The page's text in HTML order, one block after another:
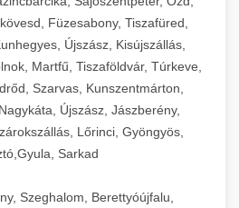
Füzesabony, Tiszafüred,
Újszász, Kisújszállás,
Martfű, Tiszaföldvár, Túrkeve,
Szarvas, Kunszentmárton,
Újszász, Jászberény,
Lőrinci, Gyöngyös,
Sarkad
Szeghalom, Berettyóújfalu,